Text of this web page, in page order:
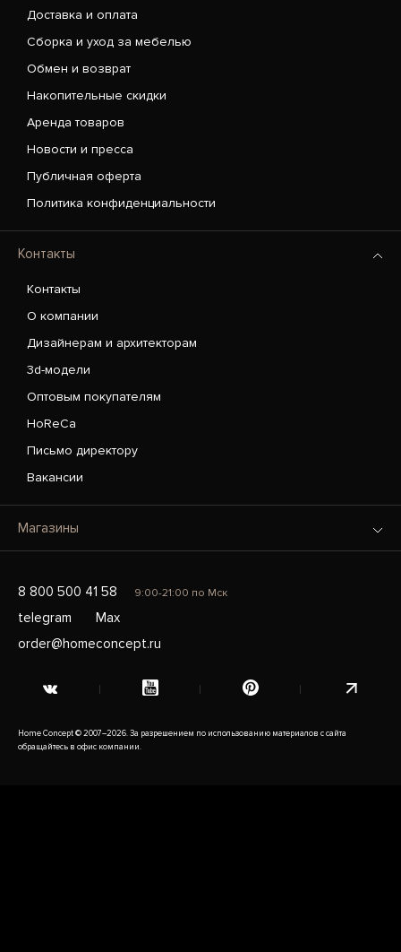
Доставка и оплата
Сборка и уход за мебелью
Обмен и возврат
Накопительные скидки
Аренда товаров
Новости и пресса
Публичная оферта
Политика конфиденциальности
Контакты
Контакты
О компании
Дизайнерам и архитекторам
3d-модели
Оптовым покупателям
HoReCa
Письмо директору
Вакансии
Магазины
8 800 500 41 58 9:00-21:00 по Мск
telegram
Max
order@homeconcept.ru
Home Concept © 2007–2026. За разрешением по использованию материалов с сайта
обращайтесь в офис компании.